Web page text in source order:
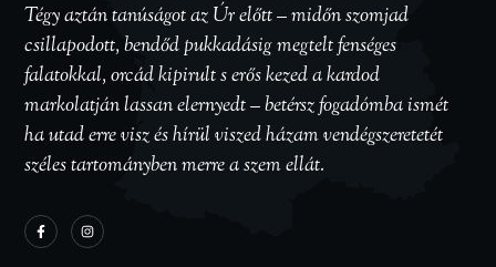
Tégy aztán tanúságot az Úr előtt – midőn szomjad
csillapodott, bendőd pukkadásig megtelt fenséges
falatokkal, orcád kipirult s erős kezed a kardod
markolatján lassan elernyedt – betérsz fogadómba ismét
ha utad erre visz és hírül viszed házam vendégszeretetét
széles tartományben merre a szem ellát.